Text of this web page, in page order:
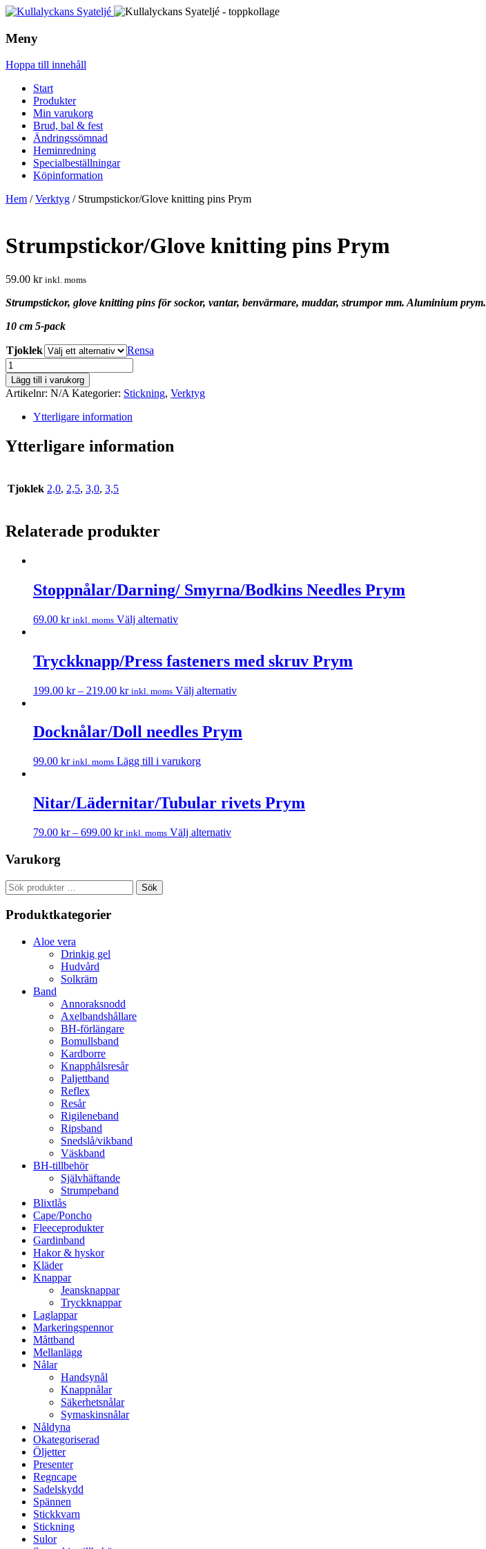
Meny
Hoppa till innehåll
Start
Produkter
Min varukorg
Brud, bal & fest
Ändringssömnad
Heminredning
Specialbeställningar
Köpinformation
Hem /Verktyg / Strumpstickor/Glove knitting pins Prym
Strumpstickor/Glove knitting pins Prym
59.00 kr inkl. moms
Strumpstickor, glove knitting pins för sockor, vantar, benvärmare, muddar, strumpor mm. Aluminium prym.
10 cm 5-pack
Tjoklek
Rensa
Strumpstickor/Glove
knitting
pins
Prym
mängd
Lägg till i varukorg
Artikelnr: N/A Kategorier: Stickning, Verktyg
Ytterligare information
Ytterligare information
Tjoklek 2,0, 2,5, 3,0, 3,5
Relaterade produkter
Stoppnålar/Darning/ Smyrna/Bodkins Needles Prym
69.00 kr inkl. moms Välj alternativ
Tryckknapp/Press fasteners med skruv Prym
199.00 kr– 219.00 kr inkl. moms Välj alternativ
Docknålar/Doll needles Prym
99.00 kr inkl. moms Lägg till i varukorg
Nitar/Lädernitar/Tubular rivets Prym
79.00 kr– 699.00 kr inkl. moms Välj alternativ
Varukorg
Sök
efter:
Sök
Produktkategorier
Aloe vera
Drinkig gel
Hudvård
Solkräm
Band
Annoraksnodd
Axelbandshållare
BH-förlängare
Bomullsband
Kardborre
Knapphålsresår
Paljettband
Reflex
Resår
Rigileneband
Ripsband
Snedslå/vikband
Väskband
BH-tillbehör
Självhäftande
Strumpeband
Blixtlås
Cape/Poncho
Fleeceprodukter
Gardinband
Hakor & hyskor
Kläder
Knappar
Jeansknappar
Tryckknappar
Laglappar
Markeringspennor
Måttband
Mellanlägg
Nålar
Handsynål
Knappnålar
Säkerhetsnålar
Symaskinsnålar
Nåldyna
Okategoriserad
Öljetter
Presenter
Regncape
Sadelskydd
Spännen
Stickkvarn
Stickning
Sulor